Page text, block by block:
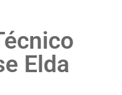
Elda